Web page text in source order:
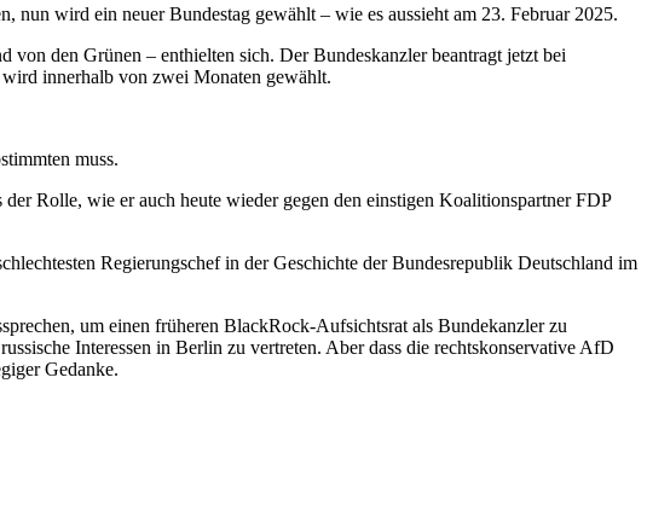
wird ein neuer Bundestag gewählt – wie es aussieht am 23. Februar 2025.
von den Grünen – enthielten sich. Der Bundeskanzler beantragt jetzt bei
wird innerhalb von zwei Monaten gewählt.
muss.
Rolle, wie er auch heute wieder gegen den einstigen Koalitionspartner FDP
Regierungschef in der Geschichte der Bundesrepublik Deutschland im
um einen früheren BlackRock-Aufsichtsrat als Bundekanzler zu
Interessen in Berlin zu vertreten. Aber dass die rechtskonservative AfD
Gedanke.